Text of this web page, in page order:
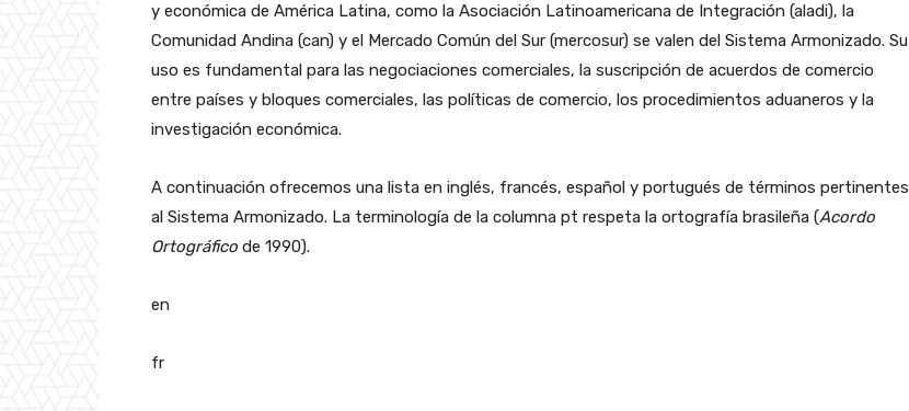
y económica de América Latina, como la Asociación Latinoamericana de Integración (aladi), la
Comunidad Andina (can) y el Mercado Común del Sur (mercosur) se valen del Sistema Armonizado. Su
uso es fundamental para las negociaciones comerciales, la suscripción de acuerdos de comercio
entre países y bloques comerciales, las políticas de comercio, los procedimientos aduaneros y la
investigación económica.
A continuación ofrecemos una lista en inglés, francés, español y portugués de términos pertinentes
al Sistema Armonizado. La terminología de la columna pt respeta la ortografía brasileña (Acordo
Ortográfico de 1990).
en
fr